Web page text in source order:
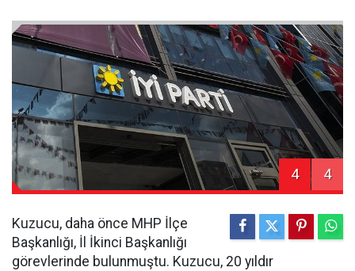
4 4
Kuzucu, daha önce MHP İlçe
Başkanlığı, İl İkinci Başkanlığı
görevlerinde bulunmuştu. Kuzucu, 20 yıldır